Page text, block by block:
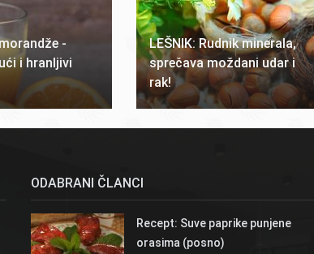
-
i hranljivi
LEŠNIK: Rudnik minerala,
sprečava moždani udar i
rak!
ODABRANI ČLANCI
Recept: Suve paprike punjene
orasima (posno)